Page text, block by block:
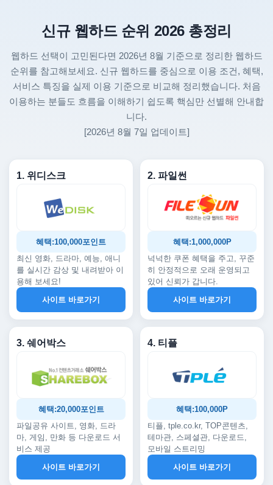
신규 웹하드 순위 2026 총정리
웹하드 선택이 고민된다면 2026년 8월 기준으로 정리한 웹하드
순위를 참고해보세요. 신규 웹하드를 중심으로 이용 조건, 혜택,
서비스 특징을 실제 이용 기준으로 비교해 정리했습니다. 처음
이용하는 분들도 흐름을 이해하기 쉽도록 핵심만 선별해 안내합
니다.
[2026년 8월 7일 업데이트]
1. 위디스크
혜택:100,000포인트
최신 영화, 드라마, 예능, 애니
를 실시간 감상 및 내려받아 이
용해 보세요!
사이트 바로가기
2. 파일썬
혜택:1,000,000P
넉넉한 쿠폰 혜택을 주고, 꾸준
히 안정적으로 오래 운영되고
있어 신뢰가 갑니다.
사이트 바로가기
3. 쉐어박스
혜택:20,000포인트
파일공유 사이트, 영화, 드라
마, 게임, 만화 등 다운로드 서
비스 제공
사이트 바로가기
4. 티플
혜택:100,000P
티플, tple.co.kr, TOP콘텐츠,
테마관, 스페셜관, 다운로드,
모바일 스트리밍
사이트 바로가기